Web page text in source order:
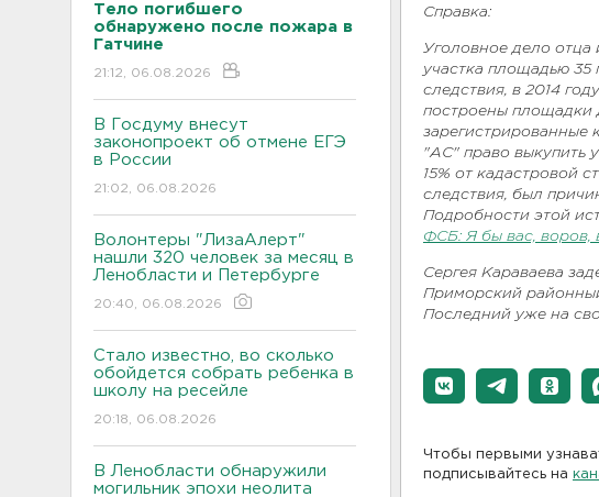
Тело погибшего
обнаружено после пожара в
Гатчине
21:12, 06.08.2026
В Госдуму внесут
законопроект об отмене ЕГЭ
в России
21:02, 06.08.2026
Волонтеры "ЛизаАлерт"
нашли 320 человек за месяц в
Ленобласти и Петербурге
20:40, 06.08.2026
Стало известно, во сколько
обойдется собрать ребенка в
школу на ресейле
20:18, 06.08.2026
В Ленобласти обнаружили
могильник эпохи неолита
Справка:
Уголовное дело отца
участка площадью
следствия, в 2014
построены площадки
зарегистрированные
"АС" право выкупить
15% от кадастровой
следствия, был
Подробности этой
ФСБ: Я бы вас, воров,
Сергея Караваева
Приморский
Последний уже на
Чтобы первыми
подписывайтесь на